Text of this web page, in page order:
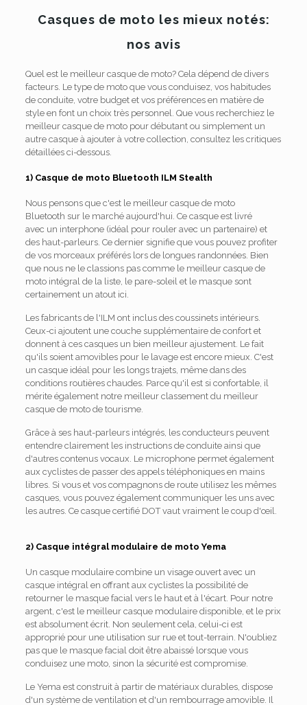
Casques de moto les mieux notés:
nos avis
Quel est le meilleur casque de moto? Cela dépend de divers
facteurs. Le type de moto que vous conduisez, vos habitudes
de conduite, votre budget et vos préférences en matière de
style en font un choix très personnel. Que vous recherchiez le
meilleur casque de moto pour débutant ou simplement un
autre casque à ajouter à votre collection, consultez les critiques
détaillées ci-dessous.
1) Casque de moto Bluetooth ILM Stealth
Nous pensons que c'est le meilleur casque de moto
Bluetooth sur le marché aujourd'hui. Ce casque est livré
avec un interphone (idéal pour rouler avec un partenaire) et
des haut-parleurs. Ce dernier signifie que vous pouvez profiter
de vos morceaux préférés lors de longues randonnées. Bien
que nous ne le classions pas comme le meilleur casque de
moto intégral de la liste, le pare-soleil et le masque sont
certainement un atout ici.
Les fabricants de l'ILM ont inclus des coussinets intérieurs.
Ceux-ci ajoutent une couche supplémentaire de confort et
donnent à ces casques un bien meilleur ajustement. Le fait
qu'ils soient amovibles pour le lavage est encore mieux. C'est
un casque idéal pour les longs trajets, même dans des
conditions routières chaudes. Parce qu'il est si confortable, il
mérite également notre meilleur classement du meilleur
casque de moto de tourisme.
Grâce à ses haut-parleurs intégrés, les conducteurs peuvent
entendre clairement les instructions de conduite ainsi que
d'autres contenus vocaux. Le microphone permet également
aux cyclistes de passer des appels téléphoniques en mains
libres. Si vous et vos compagnons de route utilisez les mêmes
casques, vous pouvez également communiquer les uns avec
les autres. Ce casque certifié DOT vaut vraiment le coup d'œil.
2) Casque intégral modulaire de moto Yema
Un casque modulaire combine un visage ouvert avec un
casque intégral en offrant aux cyclistes la possibilité de
retourner le masque facial vers le haut et à l'écart. Pour notre
argent, c'est le meilleur casque modulaire disponible, et le prix
est absolument écrit. Non seulement cela, celui-ci est
approprié pour une utilisation sur rue et tout-terrain. N'oubliez
pas que le masque facial doit être abaissé lorsque vous
conduisez une moto, sinon la sécurité est compromise.
Le Yema est construit à partir de matériaux durables, dispose
d'un système de ventilation et d'un rembourrage amovible. Il